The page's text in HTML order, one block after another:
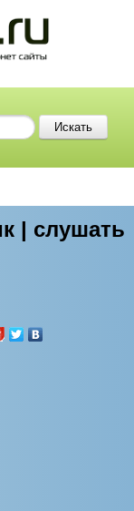
| слушать